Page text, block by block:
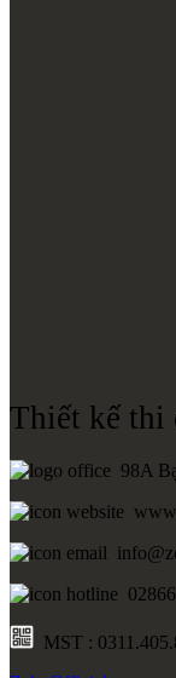
Thiết kế thi
98A
MST :